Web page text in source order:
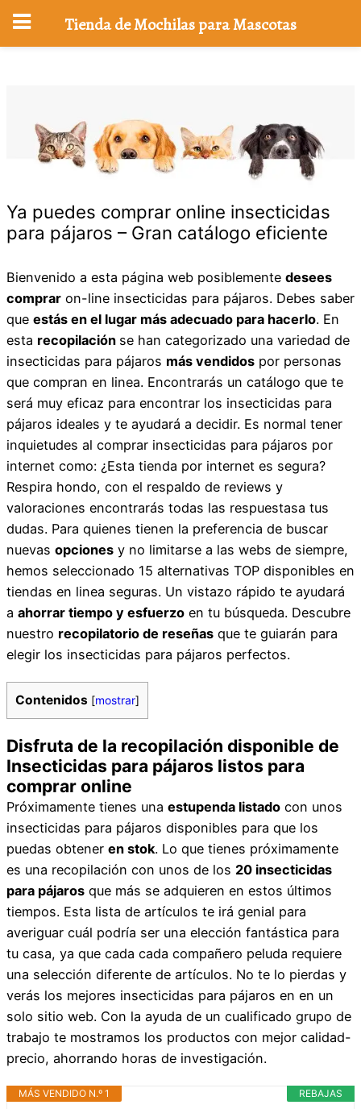
Ya puedes comprar online insecticidas
para pájaros – Gran catálogo eficiente
Bienvenido a esta página web posiblemente desees
comprar on-line insecticidas para pájaros. Debes saber
que estás en el lugar más adecuado para hacerlo. En
esta recopilación se han categorizado una variedad de
insecticidas para pájaros más vendidos por personas
que compran en linea. Encontrarás un catálogo que te
será muy eficaz para encontrar los insecticidas para
pájaros ideales y te ayudará a decidir. Es normal tener
inquietudes al comprar insecticidas para pájaros por
internet como: ¿Esta tienda por internet es segura?
Respira hondo, con el respaldo de reviews y
valoraciones encontrarás todas las respuestasa tus
dudas. Para quienes tienen la preferencia de buscar
nuevas opciones y no limitarse a las webs de siempre,
hemos seleccionado 15 alternativas TOP disponibles en
tiendas en linea seguras. Un vistazo rápido te ayudará
a ahorrar tiempo y esfuerzo en tu búsqueda. Descubre
nuestro recopilatorio de reseñas que te guiarán para
elegir los insecticidas para pájaros perfectos.
Contenidos [mostrar]
Disfruta de la recopilación disponible de
Insecticidas para pájaros listos para
comprar online
Próximamente tienes una estupenda listado con unos
insecticidas para pájaros disponibles para que los
puedas obtener en stok. Lo que tienes próximamente
es una recopilación con unos de los 20 insecticidas
para pájaros que más se adquieren en estos últimos
tiempos. Esta lista de artículos te irá genial para
averiguar cuál podría ser una elección fantástica para
tu casa, ya que cada cada compañero peluda requiere
una selección diferente de artículos. No te lo pierdas y
verás los mejores insecticidas para pájaros en en un
solo sitio web. Con la ayuda de un cualificado grupo de
trabajo te mostramos los productos con mejor calidad-
precio, ahorrando horas de investigación.
REBAJAS
MÁS VENDIDO N.º 1
Tienda de Mochilas para Mascotas